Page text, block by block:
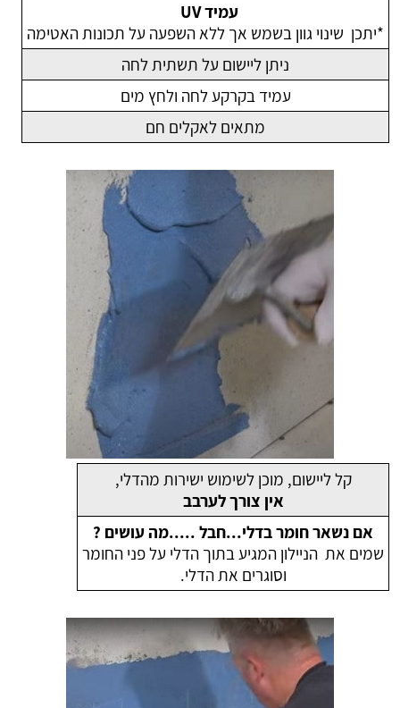
עמיד UV
*יתכן שינוי גוון בשמש אך ללא השפעה על תכונות האטימה
ניתן ליישום על תשתית לחה
עמיד בקרקע לחה ולחץ מים
מתאים לאקלים חם
קל ליישום, מוכן לשימוש ישירות מהדלי,
אין צורך לערבב
אם נשאר חומר בדלי...חבל .....מה עושים ?
שמים את הניילון המגיע בתוך הדלי על פני החומר
וסוגרים את הדלי.